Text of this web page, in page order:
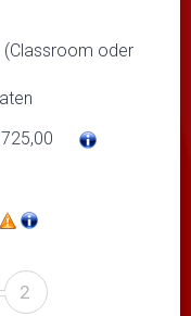
(Classroom oder
2